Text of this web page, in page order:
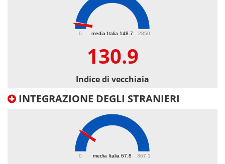
media Italia 148.7
0 2850
130.9
Indice di vecchiaia
INTEGRAZIONE DEGLI STRANIERI
media Italia 67.8
0 367.1